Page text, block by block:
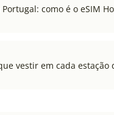
como é o eSIM
vestir em cada estação